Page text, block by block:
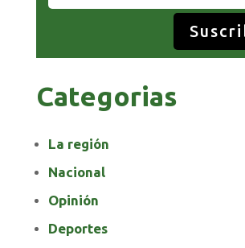
Categorias
La región
Nacional
Opinión
Deportes